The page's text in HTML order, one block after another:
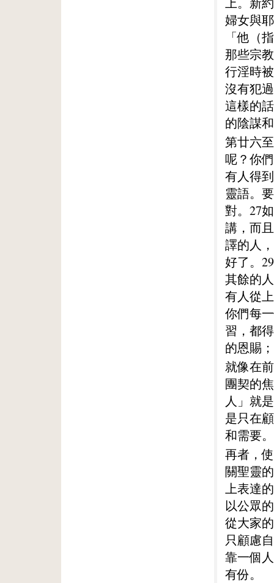
婦女與
「他（
那些宗
行淫時
沒有犯
這樣的
的陰謀
第廿六
呢？你
有人得
靈語。
對。27
講，而
譯的人
好了。
其餘的
有人從
你們每
習，都
的恩賜
就像在
團契的
人」就
是只在
和需要。
再者，
關聖靈
上表達
以公眾
從大家
只顧慮
靠一個
有份。